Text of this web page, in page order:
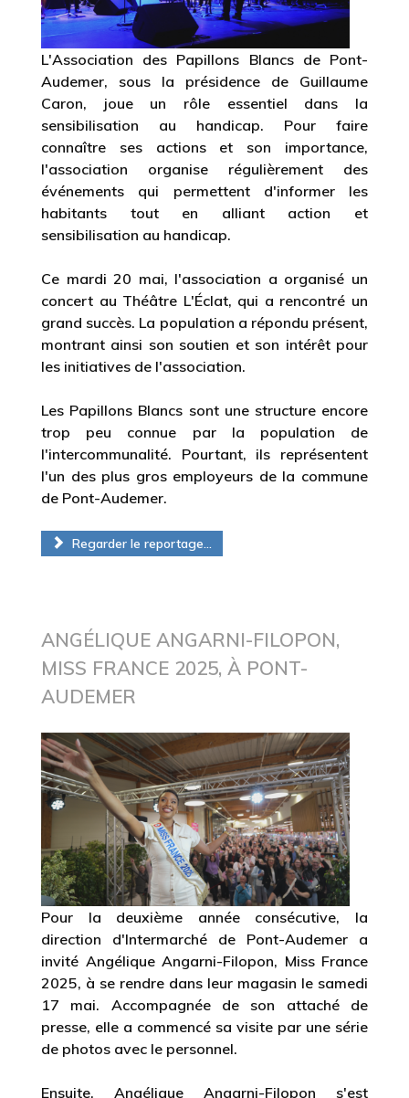
L'Association des Papillons Blancs de Pont-
Audemer, sous la présidence de Guillaume
Caron, joue un rôle essentiel dans la
sensibilisation au handicap. Pour faire
connaître ses actions et son importance,
l'association organise régulièrement des
événements qui permettent d'informer les
habitants tout en alliant action et
sensibilisation au handicap.
Ce mardi 20 mai, l'association a organisé un
concert au Théâtre L'Éclat, qui a rencontré un
grand succès. La population a répondu présent,
montrant ainsi son soutien et son intérêt pour
les initiatives de l'association.
Les Papillons Blancs sont une structure encore
trop peu connue par la population de
l'intercommunalité. Pourtant, ils représentent
l'un des plus gros employeurs de la commune
de Pont-Audemer.
Regarder le reportage...
ANGÉLIQUE ANGARNI-FILOPON,
MISS FRANCE 2025, À PONT-
AUDEMER
Pour la deuxième année consécutive, la
direction d'Intermarché de Pont-Audemer a
invité Angélique Angarni-Filopon, Miss France
2025, à se rendre dans leur magasin le samedi
17 mai. Accompagnée de son attaché de
presse, elle a commencé sa visite par une série
de photos avec le personnel.
Ensuite, Angélique Angarni-Filopon s'est